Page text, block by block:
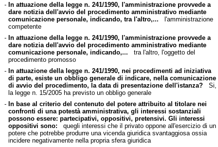
- In attuazione della legge n. 241/1990, l'amministrazione provvede a
dare notizia dell'avvio del procedimento amministrativo mediante
comunicazione personale, indicando, tra l'altro,... l'amministrazione
competente
- In attuazione della legge n. 241/1990, l'amministrazione provvede a
dare notizia dell'avvio del procedimento amministrativo mediante
comunicazione personale, indicando,... tra l'altro, l'oggetto del
procedimento promosso
- In attuazione della legge n. 241/1990, nei procedimenti ad iniziativa
di parte, esiste un obbligo generale di indicare, nella comunicazione
di avvio del procedimento, la data di presentazione dell'istanza?Si,
la legge n. 15/2005 ha previsto un obbligo generale
- In base al criterio del contenuto del potere attribuito al titolare nei
confronti di una potestà amministrativa, gli interessi sostanziali
possono essere: partecipativi, oppositivi, pretensivi. Gli interessi
oppositivi sono: quegli interessi che il privato oppone all'esercizio di un
potere che potrebbe produrre una vicenda giuridica svantaggiosa ossia
incidere negativamente nella propria sfera giuridica